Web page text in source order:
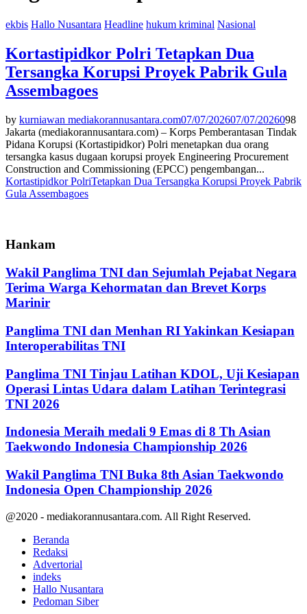
ekbis Hallo Nusantara Headline hukum kriminal Nasional
Kortastipidkor Polri Tetapkan Dua
Tersangka Korupsi Proyek Pabrik Gula
Assembagoes
by kurniawan mediakorannusantara.com07/07/202607/07/2026098
Jakarta (mediakorannusantara.com) – Korps Pemberantasan Tindak
Pidana Korupsi (Kortastipidkor) Polri menetapkan dua orang
tersangka kasus dugaan korupsi proyek Engineering Procurement
Construction and Commissioning (EPCC) pengembangan...
Kortastipidkor PolriTetapkan Dua Tersangka Korupsi Proyek Pabrik
Gula Assembagoes
Hankam
Wakil Panglima TNI dan Sejumlah Pejabat Negara
Terima Warga Kehormatan dan Brevet Korps
Marinir
Panglima TNI dan Menhan RI Yakinkan Kesiapan
Interoperabilitas TNI
Panglima TNI Tinjau Latihan KDOL, Uji Kesiapan
Operasi Lintas Udara dalam Latihan Terintegrasi
TNI 2026
Indonesia Meraih medali 9 Emas di 8 Th Asian
Taekwondo Indonesia Championship 2026
Wakil Panglima TNI Buka 8th Asian Taekwondo
Indonesia Open Championship 2026
@2020 - mediakorannusantara.com. All Right Reserved.
Beranda
Redaksi
Advertorial
indeks
Hallo Nusantara
Pedoman Siber